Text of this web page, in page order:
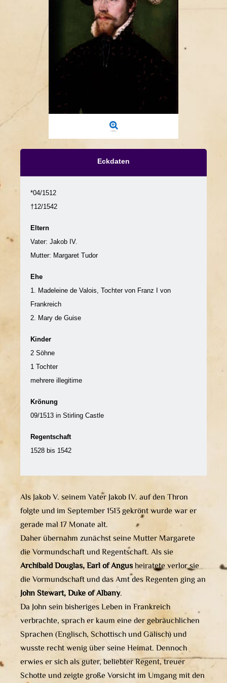
Eckdaten
*04/1512
†12/1542
Eltern
Vater: Jakob IV.
Mutter: Margaret Tudor
Ehe
1. Madeleine de Valois, Tochter von Franz I von
Frankreich
2. Mary de Guise
Kinder
2 Söhne
1 Tochter
mehrere illegitime
Krönung
09/1513 in Stirling Castle
Regentschaft
1528 bis 1542
Als Jakob V. seinem Vater Jakob IV. auf den Thron
folgte und im September 1513 gekrönt wurde war er
gerade mal 17 Monate alt.
Daher übernahm zunächst seine Mutter Margarete
die Vormundschaft und Regentschaft. Als sie
Archibald Douglas, Earl of Angusheiratete verlor sie
die Vormundschaft und das Amt des Regenten ging an
John Stewart, Duke of Albany.
Da John sein bisheriges Leben in Frankreich
verbrachte, sprach er kaum eine der gebräuchlichen
Sprachen (Englisch, Schottisch und Gälisch) und
wusste recht wenig über seine Heimat. Dennoch
erwies er sich als guter, beliebter Regent, treuer
Schotte und zeigte große Vorsicht im Umgang mit den